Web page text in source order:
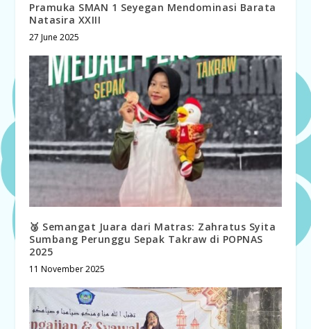
Pramuka SMAN 1 Seyegan Mendominasi Barata
Natasira XXIII
27 June 2025
🥉 Semangat Juara dari Matras: Zahratus Syita
Sumbang Perunggu Sepak Takraw di POPNAS
2025
11 November 2025